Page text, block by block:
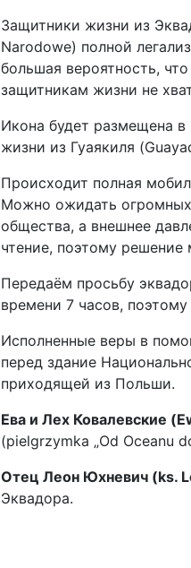
Защитники жизни из
Narodowe) полной
большая вероятность,
защитникам жизни не
Икона будет размещена в
жизни из Гуаякиля
Происходит полная
Можно ожидать огромных
общества, а внешнее
чтение, поэтому
Передаём просьбу
времени 7 часов,
Исполненные веры в
перед здание
приходящей из Польши.
Ева и Лех Ковалевские
(pielgrzymka „Od Oceanu
Отец Леон Юхневич (ks.
Эквадора.